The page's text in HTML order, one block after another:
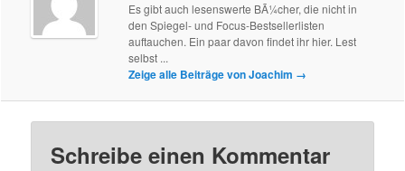
Es gibt auch lesenswerte BÃ¼cher, die nicht in
den Spiegel- und Focus-Bestsellerlisten
auftauchen. Ein paar davon findet ihr hier. Lest
selbst ...
Zeige alle Beiträge von Joachim →
Schreibe einen Kommentar